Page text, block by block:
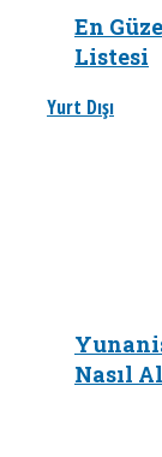
En
Listesi
Yurt Dışı
Nasıl